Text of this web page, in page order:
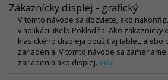
Zákaznícky displej - grafický
V tomto návode sa dozviete, ako
v aplikácii iKelp Pokladňa. Ako
klasického displeja použiť aj tablet, alebo
zariadenia. V tomto návode sa
zariadenia ako displej. Viac...